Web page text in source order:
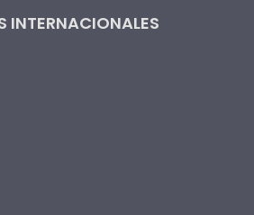
INTERNACIONALES